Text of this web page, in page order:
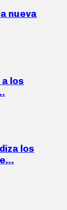
nueva
los
los